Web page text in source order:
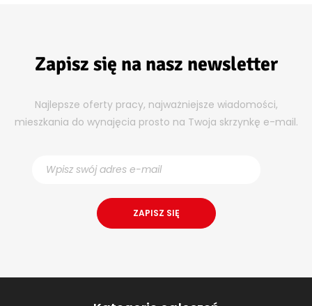
Zapisz się na nasz newsletter
Najlepsze oferty pracy, najważniejsze wiadomości,
mieszkania do wynajęcia prosto na Twoja skrzynkę e-mail.